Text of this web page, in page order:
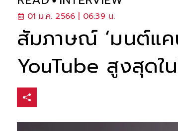
01 ม.ค. 2566 | 06:39 น.
สัมภาษณ์ ‘มนต์แ
YouTube สูงสุดใ